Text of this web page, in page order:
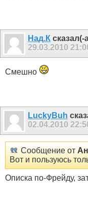
Над.К сказал(-
29.03.2010
Смешно
LuckyBuh
02.04.2010
Сообщение от
Вот и пользуюсь
Описка по-Фрейду,